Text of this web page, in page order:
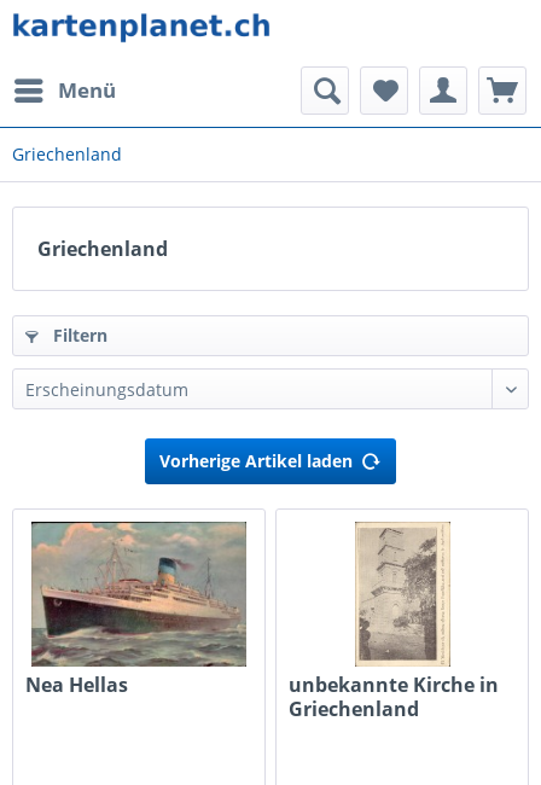
Menü
Griechenland
Griechenland
Filtern
Vorherige Artikel laden
Nea Hellas
unbekannte Kirche in
Griechenland